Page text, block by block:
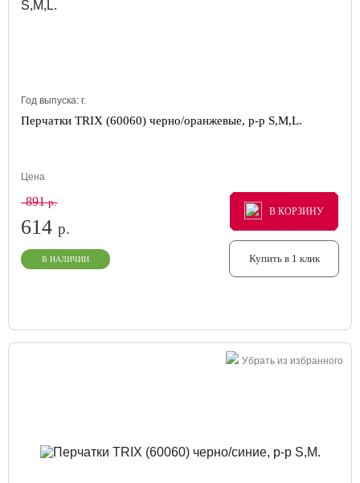
Год выпуска: г.
Перчатки TRIX (60060) черно/оранжевые, р-р S,M,L.
Цена
891р.
614 р.
В НАЛИЧИИ
В КОРЗИНУ
В КОРЗИНУ
В КОРЗИНУ
Купить в 1 клик
Убрать из избранного